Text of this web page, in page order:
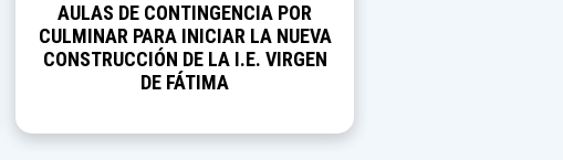
AULAS DE CONTINGENCIA POR
CULMINAR PARA INICIAR LA NUEVA
CONSTRUCCIÓN DE LA I.E. VIRGEN
DE FÁTIMA